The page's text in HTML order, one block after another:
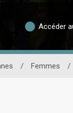
Accéder
/ Femmes /